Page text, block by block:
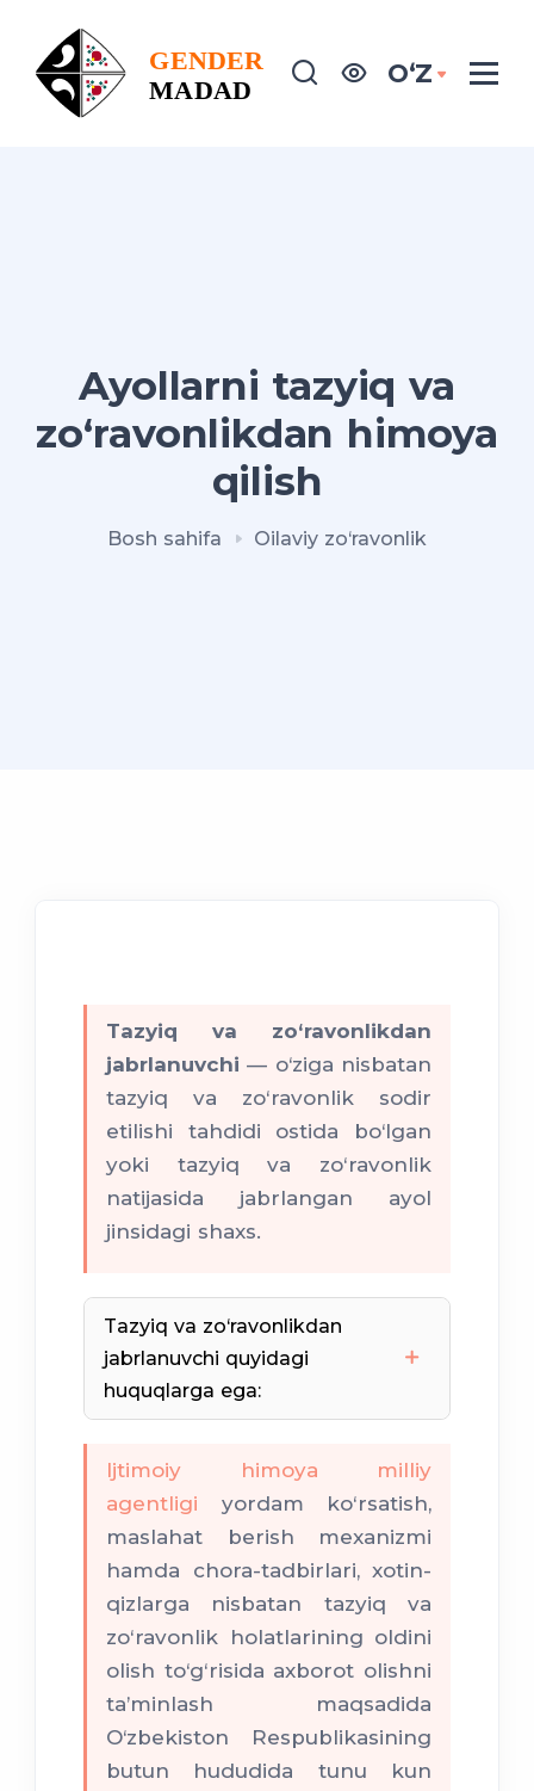
OʻZ
Ayollarni tazyiq va
zo‘ravonlikdan himoya
qilish
Bosh sahifa Oilaviy zo‘ravonlik
Tazyiq va zo‘ravonlikdan
jabrlanuvchi — o‘ziga nisbatan
tazyiq va zo‘ravonlik sodir
etilishi tahdidi ostida bo‘lgan
yoki tazyiq va zo‘ravonlik
natijasida jabrlangan ayol
jinsidagi shaxs.
Tazyiq va zo‘ravonlikdan
jabrlanuvchi quyidagi
huquqlarga ega:
tashkilotlarga yoxud sudga
murojaat etish;
Ijtimoiy himoya milliy
agentligi yordam ko‘rsatish,
maslahat berish mexanizmi
hamda chora-tadbirlari, xotin-
qizlarga nisbatan tazyiq va
zo‘ravonlik holatlarining oldini
olish to‘g‘risida axborot olishni
ta’minlash maqsadida
O‘zbekiston Respublikasining
butun hududida tunu kun